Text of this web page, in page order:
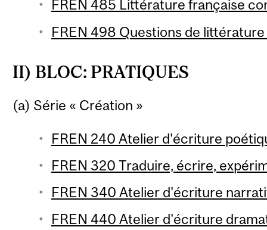
FREN 485 Littérature française
FREN 498 Questions de
II) BLOC: PRATIQUES
(a) Série « Création »
FREN 240 Atelier d'écriture
FREN 320 Traduire, écrire,
FREN 340 Atelier d'écriture
FREN 440 Atelier d'écriture